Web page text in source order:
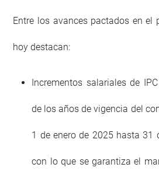
Entre los avances pactados en el
hoy destacan:
Incrementos salariales de
de los años de vigencia del
1 de enero de 2025 hasta 31
con lo que se garantiza el